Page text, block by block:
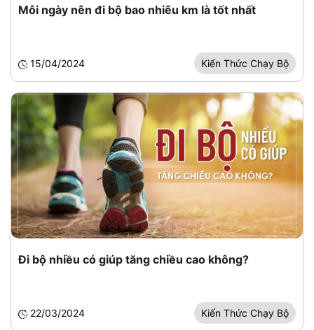
Mỗi ngày nên đi bộ bao nhiêu km là tốt nhất
15/04/2024 Kiến Thức Chạy Bộ
Đi bộ nhiều có giúp tăng chiều cao không?
22/03/2024 Kiến Thức Chạy Bộ